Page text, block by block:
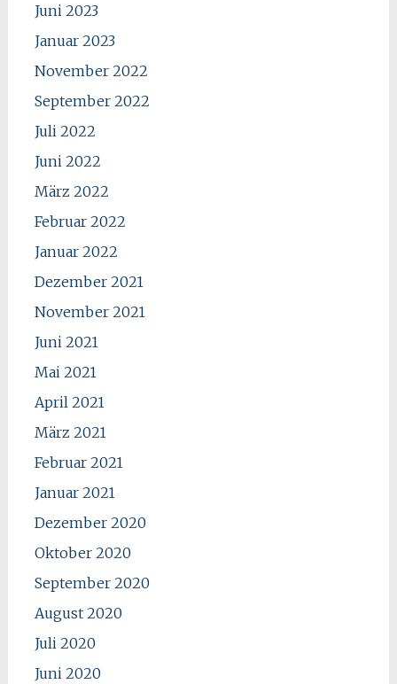
Juni 2023
Januar 2023
November 2022
September 2022
Juli 2022
Juni 2022
März 2022
Februar 2022
Januar 2022
Dezember 2021
November 2021
Juni 2021
Mai 2021
April 2021
März 2021
Februar 2021
Januar 2021
Dezember 2020
Oktober 2020
September 2020
August 2020
Juli 2020
Juni 2020